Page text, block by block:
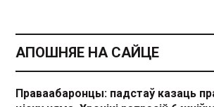
АПОШНЯЕ НА САЙЦЕ
Праваабаронцы: падстаў казаць